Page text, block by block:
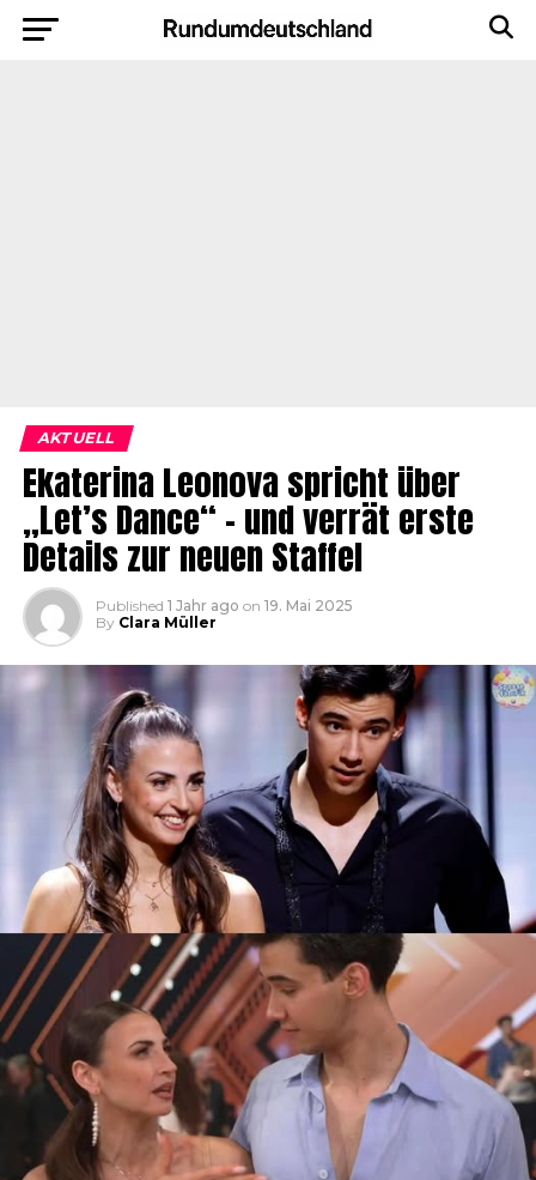
AKTUELL
Ekaterina Leonova spricht über
„Let’s Dance“ – und verrät erste
Details zur neuen Staffel
Published 1 Jahr ago on 19. Mai 2025
By Clara Müller